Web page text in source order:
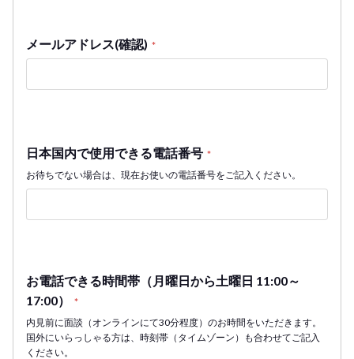
メールアドレス(確認) *
日本国内で使用できる電話番号 *
お待ちでない場合は、現在お使いの電話番号をご記入ください。
お電話できる時間帯（月曜日から土曜日 11:00～
17:00）
*
内見前に面談（オンラインにて30分程度）のお時間をいただきます。
国外にいらっしゃる方は、時刻帯（タイムゾーン）も合わせてご記入
ください。